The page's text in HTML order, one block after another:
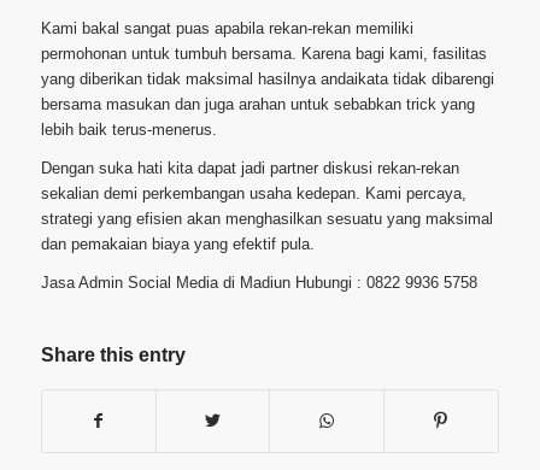
Kami bakal sangat puas apabila rekan-rekan memiliki
permohonan untuk tumbuh bersama. Karena bagi kami, fasilitas
yang diberikan tidak maksimal hasilnya andaikata tidak dibarengi
bersama masukan dan juga arahan untuk sebabkan trick yang
lebih baik terus-menerus.
Dengan suka hati kita dapat jadi partner diskusi rekan-rekan
sekalian demi perkembangan usaha kedepan. Kami percaya,
strategi yang efisien akan menghasilkan sesuatu yang maksimal
dan pemakaian biaya yang efektif pula.
Jasa Admin Social Media di Madiun Hubungi : 0822 9936 5758
Share this entry